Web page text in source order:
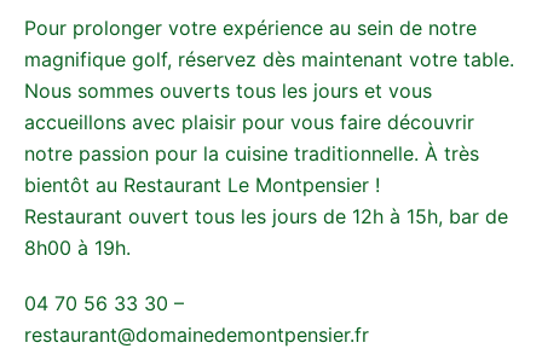
Pour prolonger votre expérience au sein de notre
magnifique golf, réservez dès maintenant votre table.
Nous sommes ouverts tous les jours et vous
accueillons avec plaisir pour vous faire découvrir
notre passion pour la cuisine traditionnelle. À très
bientôt au Restaurant Le Montpensier !
Restaurant ouvert tous les jours de 12h à 15h, bar de
8h00 à 19h.
04 70 56 33 30 –
restaurant@domainedemontpensier.fr